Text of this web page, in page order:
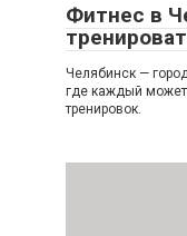
Фитнес в
Челябинск —
где каждый
тренировок.